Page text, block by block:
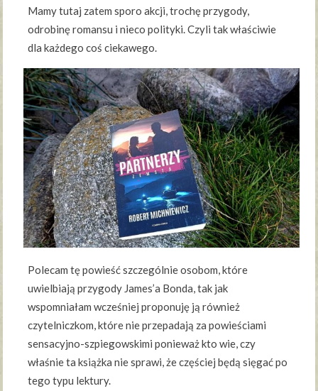
Mamy tutaj zatem sporo akcji, trochę przygody,
odrobinę romansu i nieco polityki. Czyli tak właściwie
dla każdego coś ciekawego.
Polecam tę powieść szczególnie osobom, które
uwielbiają przygody James’a Bonda, tak jak
wspomniałam wcześniej proponuję ją również
czytelniczkom, które nie przepadają za powieściami
sensacyjno-szpiegowskimi ponieważ kto wie, czy
właśnie ta książka nie sprawi, że częściej będą sięgać po
tego typu lektury.